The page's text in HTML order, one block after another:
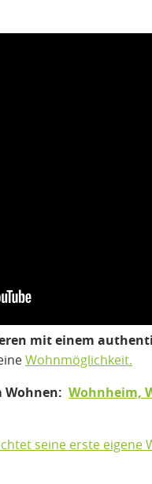
mit einem
Wohnmöglichkeit.
Wohnen: Wohnheim,
seine erste eigene